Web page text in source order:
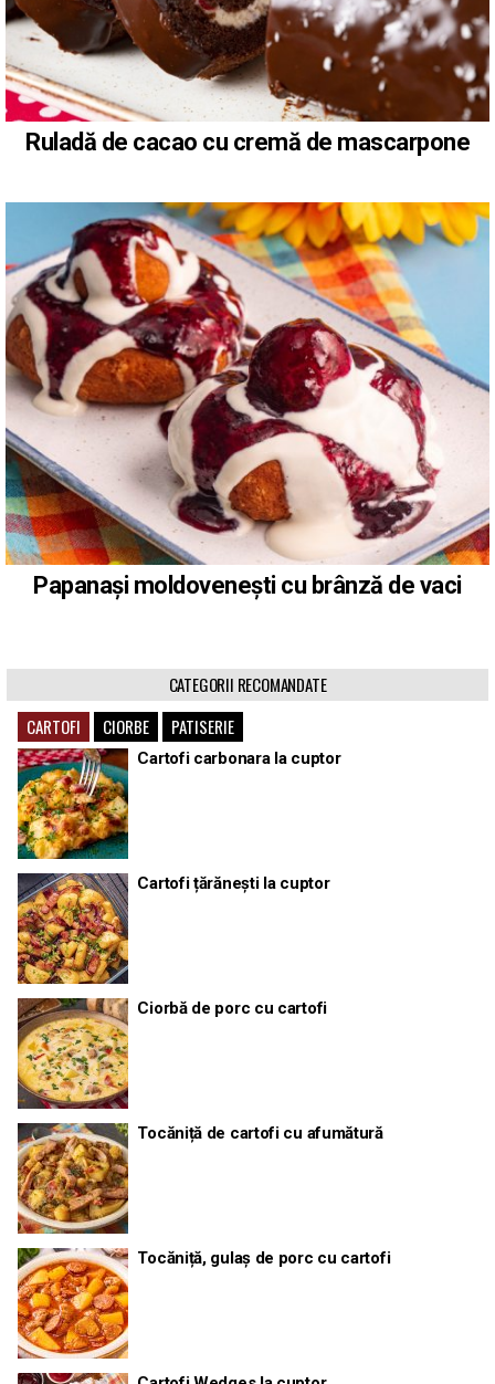
Ruladă de cacao cu cremă de mascarpone
Papanași moldovenești cu brânză de vaci
CATEGORII RECOMANDATE
CARTOFI
CIORBE PATISERIE
Cartofi carbonara la cuptor
Cartofi țărănești la cuptor
Ciorbă de porc cu cartofi
Tocăniță de cartofi cu afumătură
Tocăniță, gulaș de porc cu cartofi